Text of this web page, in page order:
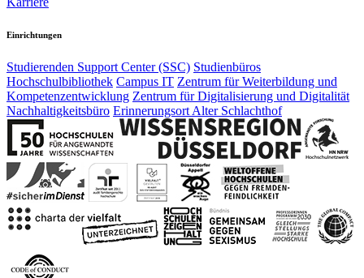
Einrichtungen
Studierenden Support Center (SSC) Studienbüros
Hochschulbibliothek Campus IT Zentrum für Weiterbildung und
Kompetenzentwicklung Zentrum für Digitalisierung und Digitalität
Nachhaltigkeitsbüro Erinnerungsort Alter Schlachthof